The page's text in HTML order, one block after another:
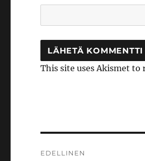
This site uses Akismet to
EDELLINEN